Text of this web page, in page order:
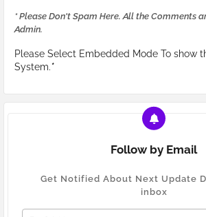
* Please Don't Spam Here. All the Comments
Admin.
Please Select Embedded Mode To show
System.*
Follow by Email
Get Notified About Next Update
inbox